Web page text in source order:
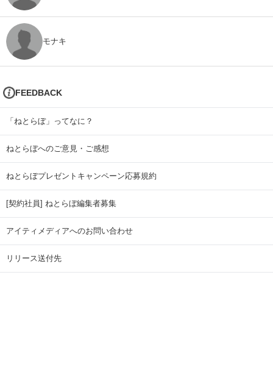
モナキ
FEEDBACK
「ねとらぼ」ってなに？
ねとらぼへのご意見・ご感想
ねとらぼプレゼントキャンペーン応募規約
[契約社員] ねとらぼ編集者募集
アイティメディアへのお問い合わせ
リリース送付先